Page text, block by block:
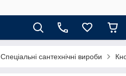
Спеціальні сантехнічні вироби